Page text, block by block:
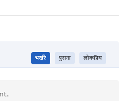
भर्खरै पुराना लोकप्रिय